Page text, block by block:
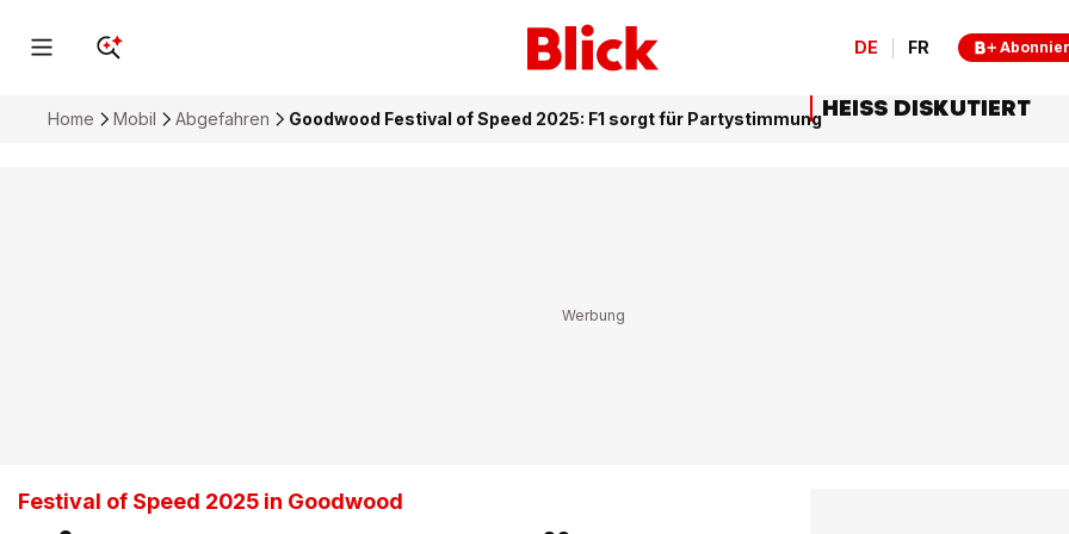
DE FR
Home Mobil Abgefahren Goodwood Festival of Speed 2025: F1 sorgt für Partystimmung
Festival of Speed 2025 in Goodwood
HEISS DISKUTIERT